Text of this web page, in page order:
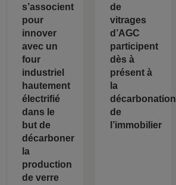
s’associent
pour
innover
avec un
four
industriel
hautement
électrifié
dans le
but de
décarboner
la
production
de verre
de
vitrages
d’AGC
participent
dès à
présent à
la
décarbonation
de
l’immobilier